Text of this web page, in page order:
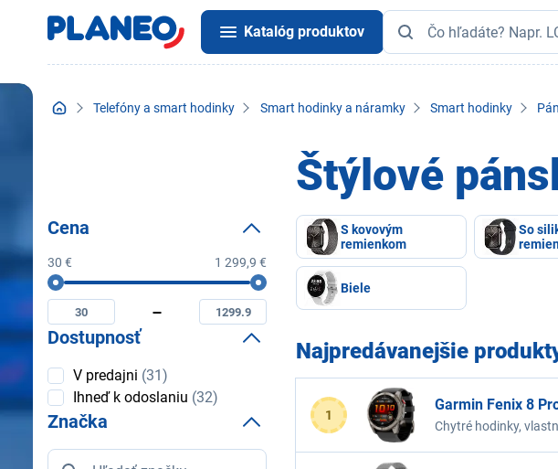
Katalóg produktov
Telefóny a smart hodinky Smart hodinky a náramky Smart hodinky
Štýlové
S kovovým
remienkom
So
Biele
Najpredávanejšie
1
Garmin Fenix 8
Silicone band
Chytré hodinky,
Cena
30 € 1 299,9 €
Cena
Minimální
cena
Maximální
cena
Dostupnosť
Dostupnosť
V predajni (31)
Ihneď k odoslaniu (32)
Značka
Značka